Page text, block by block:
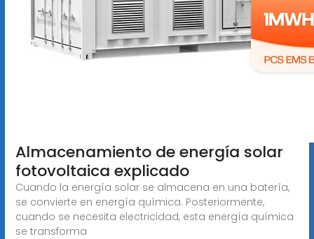
Almacenamiento de energía solar
fotovoltaica explicado
Cuando la energía solar se almacena en una batería,
se convierte en energía química. Posteriormente,
cuando se necesita electricidad, esta energía química
se transforma